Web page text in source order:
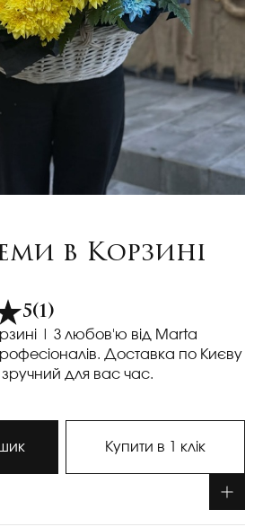
в Корзині
5(1)
| З любов'ю від Marta
Доставка по Києву
зручний для вас час.
Купити в 1 клік